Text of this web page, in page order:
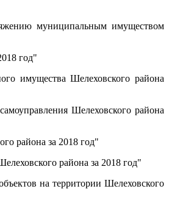
муниципальным имуществом
год"
имущества Шелеховского района
Шелеховского района
района за 2018 год"
района за 2018 год"
на территории Шелеховского